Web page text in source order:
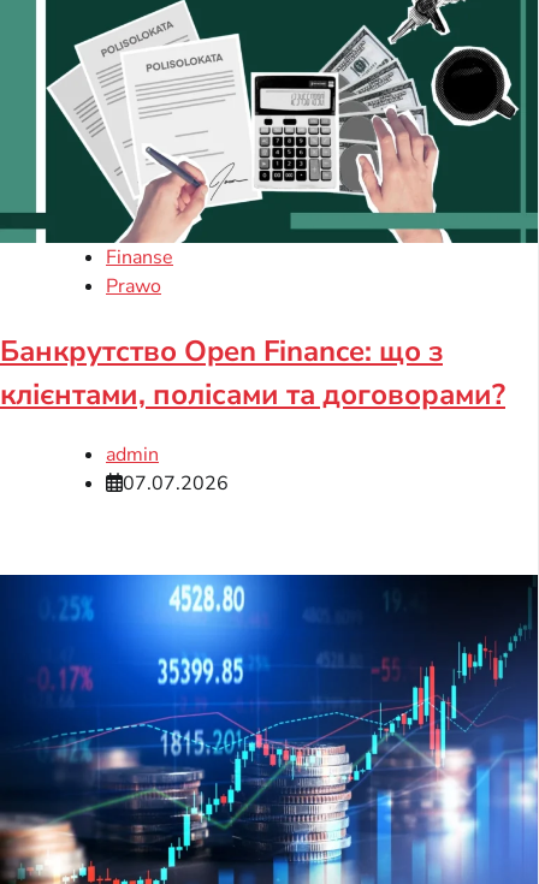
Finanse
Prawo
Банкрутство Open Finance: що з
клієнтами, полісами та договорами?
admin
07.07.2026